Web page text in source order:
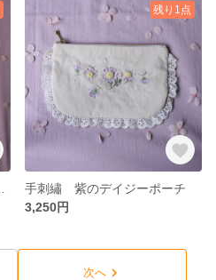
残り1点
手刺繡 紫のデイジーポーチ
3,250円
次へ